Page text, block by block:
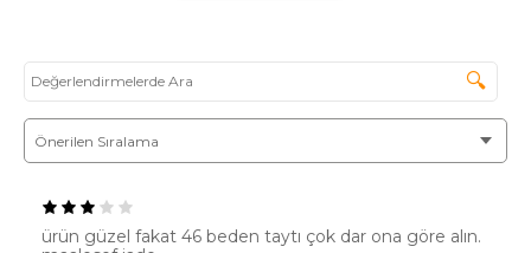
🔍
ürün güzel fakat 46 beden taytı çok dar ona göre alın.